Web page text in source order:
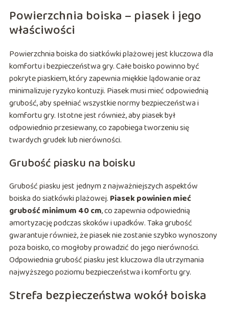
Powierzchnia boiska – piasek i jego
właściwości
Powierzchnia boiska do siatkówki plażowej jest kluczowa dla
komfortu i bezpieczeństwa gry. Całe boisko powinno być
pokryte piaskiem, który zapewnia miękkie lądowanie oraz
minimalizuje ryzyko kontuzji. Piasek musi mieć odpowiednią
grubość, aby spełniać wszystkie normy bezpieczeństwa i
komfortu gry. Istotne jest również, aby piasek był
odpowiednio przesiewany, co zapobiega tworzeniu się
twardych grudek lub nierówności.
Grubość piasku na boisku
Grubość piasku jest jednym z najważniejszych aspektów
boiska do siatkówki plażowej. Piasek powinien mieć
grubość minimum 40 cm, co zapewnia odpowiednią
amortyzację podczas skoków i upadków. Taka grubość
gwarantuje również, że piasek nie zostanie szybko wynoszony
poza boisko, co mogłoby prowadzić do jego nierówności.
Odpowiednia grubość piasku jest kluczowa dla utrzymania
najwyższego poziomu bezpieczeństwa i komfortu gry.
Strefa bezpieczeństwa wokół boiska